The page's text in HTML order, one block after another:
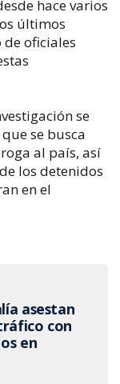
hace varios
últimos
oficiales
se
se busca
al país, así
los detenidos
en el
asestan
con
en